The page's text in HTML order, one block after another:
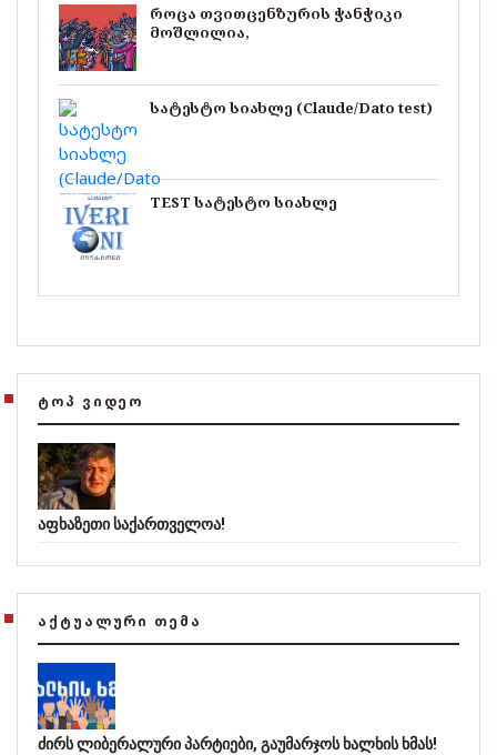
როცა თვითცენზურის ჭანჭიკი
მოშლილია,
სატესტო სიახლე (Claude/Dato test)
TEST სატესტო სიახლე
ᲢᲝᲞ ᲕᲘᲓᲔᲝ
აფხაზეთი საქართველოა!
ᲐᲥᲢᲣᲐᲚᲣᲠᲘ ᲗᲔᲛᲐ
ძირს ლიბერალური პარტიები, გაუმარჯოს ხალხის ხმას!